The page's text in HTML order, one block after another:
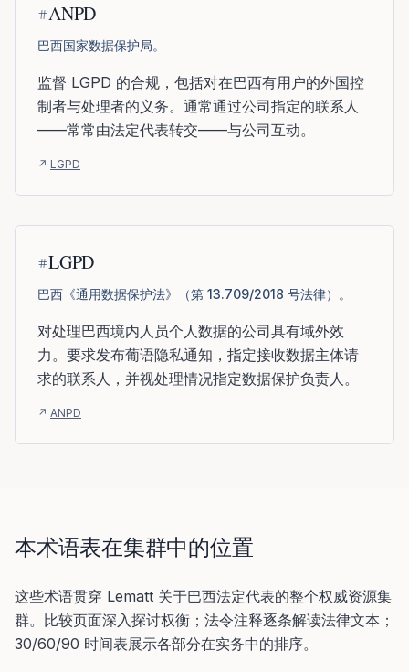
ANPD
巴西国家数据保护局。
监督 LGPD 的合规，包括对在巴西有用户的外国控
制者与处理者的义务。通常通过公司指定的联系人
——常常由法定代表转交——与公司互动。
↗ LGPD
LGPD
巴西《通用数据保护法》（第 13.709/2018 号法律）。
对处理巴西境内人员个人数据的公司具有域外效
力。要求发布葡语隐私通知，指定接收数据主体请
求的联系人，并视处理情况指定数据保护负责人。
↗ ANPD
本术语表在集群中的位置
这些术语贯穿 Lematt 关于巴西法定代表的整个权威资源集
群。比较页面深入探讨权衡；法令注释逐条解读法律文本；
30/60/90 时间表展示各部分在实务中的排序。